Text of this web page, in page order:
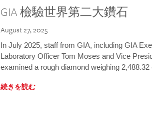
GIA 檢驗世界第二大鑽石
August 27, 2025
In July 2025, staff from GIA, including GIA
Laboratory Officer Tom Moses and Vice
examined a rough diamond weighing 2,488.32
続きを読む